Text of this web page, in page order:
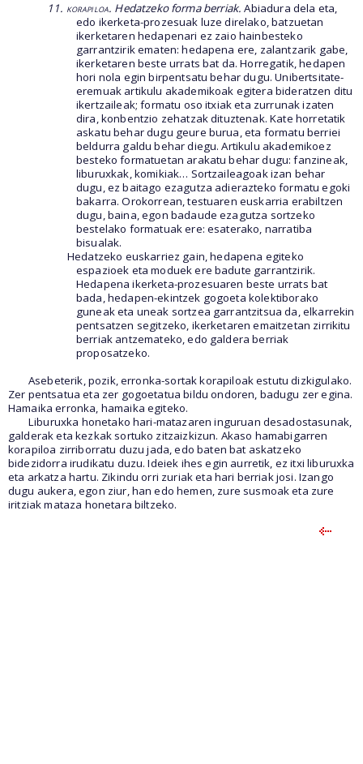
11. korapiloa. Hedatzeko forma berriak.Abiadura dela eta,
edo ikerketa-prozesuak luze direlako, batzuetan
ikerketaren hedapenari ez zaio hainbesteko
garrantzirik ematen: hedapena ere, zalantzarik gabe,
ikerketaren beste urrats bat da. Horregatik, hedapen
hori nola egin birpentsatu behar dugu. Unibertsitate-
eremuak artikulu akademikoak egitera bideratzen ditu
ikertzaileak; formatu oso itxiak eta zurrunak izaten
dira, konbentzio zehatzak dituztenak. Kate horretatik
askatu behar dugu geure burua, eta formatu berriei
beldurra galdu behar diegu. Artikulu akademikoez
besteko formatuetan arakatu behar dugu: fanzineak,
liburuxkak, komikiak… Sortzaileagoak izan behar
dugu, ez baitago ezagutza adierazteko formatu egoki
bakarra. Orokorrean, testuaren euskarria erabiltzen
dugu, baina, egon badaude ezagutza sortzeko
bestelako formatuak ere: esaterako, narratiba
bisualak.
Hedatzeko euskarriez gain, hedapena egiteko
espazioek eta moduek ere badute garrantzirik.
Hedapena ikerketa-prozesuaren beste urrats bat
bada, hedapen-ekintzek gogoeta kolektiborako
guneak eta uneak sortzea garrantzitsua da, elkarrekin
pentsatzen segitzeko, ikerketaren emaitzetan zirrikitu
berriak antzemateko, edo galdera berriak
proposatzeko.
Asebeterik, pozik, erronka-sortak korapiloak estutu dizkigulako.
Zer pentsatua eta zer gogoetatua bildu ondoren, badugu zer egina.
Hamaika erronka, hamaika egiteko.
Liburuxka honetako hari-matazaren inguruan desadostasunak,
galderak eta kezkak sortuko zitzaizkizun. Akaso hamabigarren
korapiloa zirriborratu duzu jada, edo baten bat askatzeko
bidezidorra irudikatu duzu. Ideiek ihes egin aurretik, ez itxi liburuxka
eta arkatza hartu. Zikindu orri zuriak eta hari berriak josi. Izango
dugu aukera, egon ziur, han edo hemen, zure susmoak eta zure
iritziak mataza honetara biltzeko.